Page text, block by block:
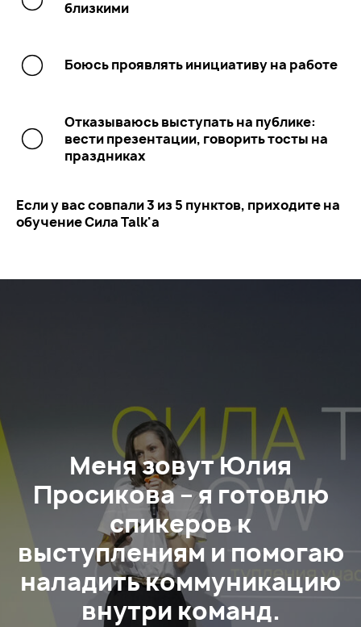
близкими
Боюсь проявлять инициативу на работе
Отказываюсь выступать на публике:
вести презентации, говорить тосты на
праздниках
Если у вас совпали 3 из 5 пунктов, приходите на
обучение Сила Talk'a
Меня зовут Юлия
Просикова – я готовлю
спикеров к
выступлениям и помогаю
наладить коммуникацию
внутри команд.